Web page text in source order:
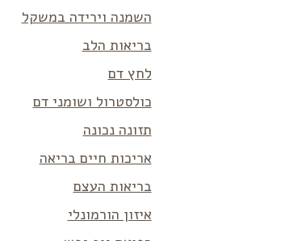
השמנה וירידה במשקל
בריאות הלב
לחץ דם
כולסטרול ושומני דם
תזונה נכונה
אריכות חיים בריאה
בריאות העצם
איזון הורמונלי